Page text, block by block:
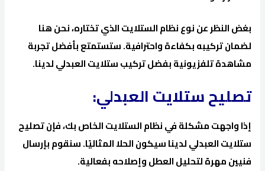
بغض النظر عن نوع نظام الستلايت الذي تختاره، نحن هنا
لضمان تركيبه بكفاءة واحترافية. ستستمتع بأفضل تجربة
مشاهدة تلفزيونية بفضل تركيب ستلايت العبدلي لدينا.
تصليح ستلايت العبدلي:
إذا واجهت مشكلة في نظام الستلايت الخاص بك، فإن تصليح
ستلايت العبدلي لدينا سيكون الحلا المثاليًا. سنقوم بإرسال
فنيين مهرة لتحليل العطل وإصلاحه بفعالية.